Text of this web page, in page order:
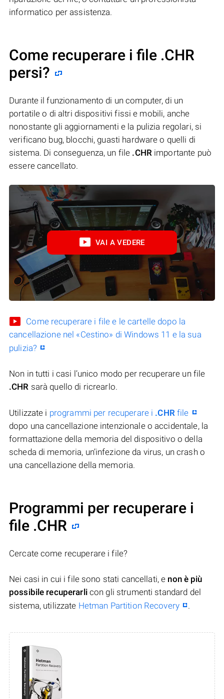
informatico per assistenza.
Come recuperare i file .CHR
persi?
Durante il funzionamento di un computer, di un
portatile o di altri dispositivi fissi e mobili, anche
nonostante gli aggiornamenti e la pulizia regolari, si
verificano bug, blocchi, guasti hardware o quelli di
sistema. Di conseguenza, un file .CHR importante può
essere cancellato.
VAI A VEDERE
Come recuperare i file e le cartelle dopo la
cancellazione nel «Cestino» di Windows 11 e la sua
pulizia?
Non in tutti i casi l’unico modo per recuperare un file
.CHR sarà quello di ricrearlo.
Utilizzate i programmi per recuperare i .CHRfile
dopo una cancellazione intenzionale o accidentale, la
formattazione della memoria del dispositivo o della
scheda di memoria, un’infezione da virus, un crash o
una cancellazione della memoria.
Programmi per recuperare i
file .CHR
Cercate come recuperare i file?
Nei casi in cui i file sono stati cancellati, e non è più
possibile recuperarlicon gli strumenti standard del
sistema, utilizzate Hetman Partition Recovery .